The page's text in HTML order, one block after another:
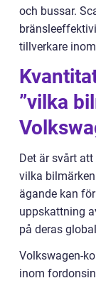
och bussar.
tillverkare
”vilka
Det är svårt
vilka
ägande kan
uppskattning
på deras
Volkswagen-
inom